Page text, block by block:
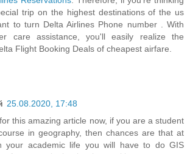
trip on the highest destinations of the us
to turn Delta Airlines Phone number . With
care assistance, you'll easily realize the
Flight Booking Deals of cheapest airfare.
25.08.2020, 17:48
this amazing article now, if you are a student
in geography, then chances are that at
your academic life you will have to do GIS